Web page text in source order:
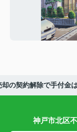
却の契約解除で手付金
神戸市北区